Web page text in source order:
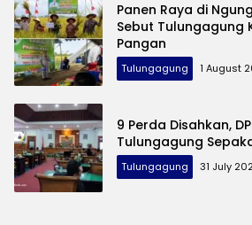
Panen Raya di
Sebut Tulungagung
Pangan
Tulungagung 1 August
9 Perda Disahkan,
Tulungagung
Tulungagung 31 July